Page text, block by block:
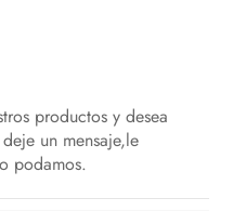
productos y desea
un mensaje,le
podamos.